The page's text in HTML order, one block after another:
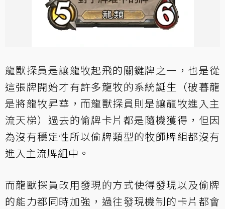
龍獸探員是讓龍牧起飛的關鍵牌之一，也是從
這張牌開始才有許多龍牧的系統誕生（破暮龍
是將龍牧昇華，而龍獸探員則是讓龍牧進入主
流天梯）過去的偷牌卡片都是隨機獲得，但因
為沒有穩定性所以偷牌類型的牧師牌組都沒有
進入主流牌組中。
而龍獸探員改用發現的方式使得發現以及偷牌
的能力都同時加強，過往發現機制的卡片都會